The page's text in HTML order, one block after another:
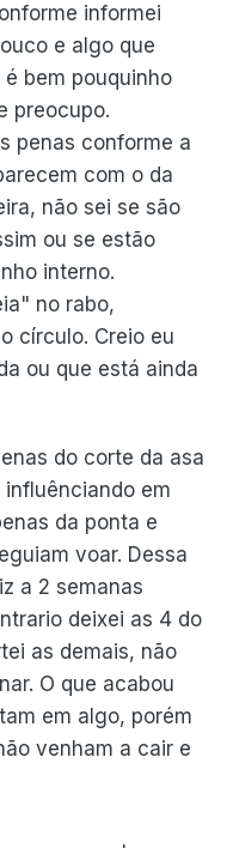
informei
e algo que
bem pouquinho
preocupo.
penas conforme a
com o da
não sei se são
ou se estão
interno.
no rabo,
círculo. Creio eu
ou que está ainda
do corte da asa
em
da ponta e
voar. Dessa
a 2 semanas
deixei as 4 do
as demais, não
O que acabou
em algo, porém
venham a cair e